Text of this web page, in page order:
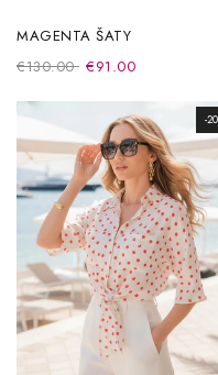
MAGENTA ŠATY
€130.00 €91.00
-